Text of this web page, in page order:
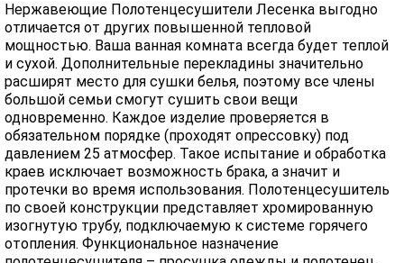
Нержавеющие Полотенцесушители Лесенка выгодно
отличается от других повышенной тепловой
мощностью. Ваша ванная комната всегда будет теплой
и сухой. Дополнительные перекладины значительно
расширят место для сушки белья, поэтому все члены
большой семьи смогут сушить свои вещи
одновременно. Каждое изделие проверяется в
обязательном порядке (проходят опрессовку) под
давлением 25 атмосфер. Такое испытание и обработка
краев исключает возможность брака, а значит и
протечки во время использования. Полотенцесушитель
по своей конструкции представляет хромированную
изогнутую трубу, подключаемую к системе горячего
отопления. Функциональное назначение